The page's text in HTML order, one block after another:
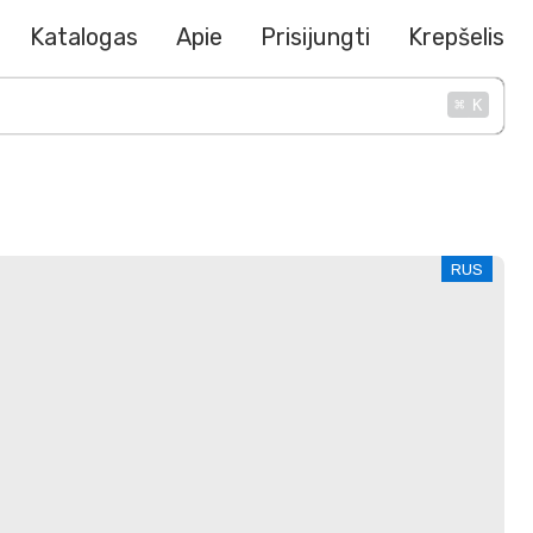
Katalogas Apie Prisijungti Krepšelis
⌘ K
RUS